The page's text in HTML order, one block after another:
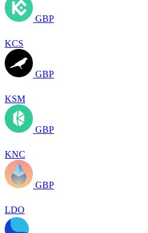
GBP
KCS
GBP
KSM
GBP
KNC
GBP
LDO